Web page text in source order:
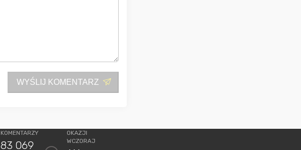
WYŚLIJ KOMENTARZ
KOMENTARZY
83 069
OKAZJI
WCZORAJ